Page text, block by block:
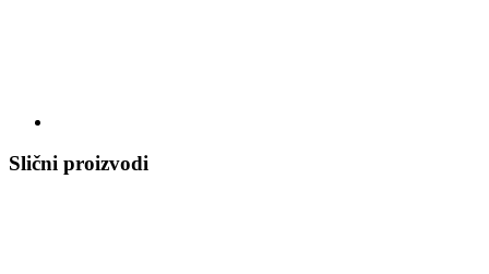
Slični proizvodi